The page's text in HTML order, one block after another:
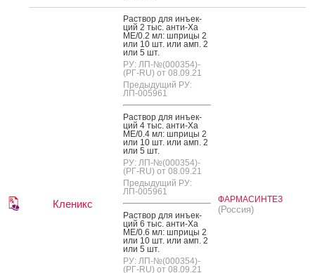
Кленикс
Рас­твор для инъ­ек­
ций 2 тыс. ан­ти-Ха
МЕ/0.2 мл: шпри­цы 2
или 10 шт. или амп. 2
или 5 шт.
РУ: ЛП-№(000354)-
(РГ-RU) от 08.09.21
Предыдущий РУ:
ЛП-005961
Рас­твор для инъ­ек­
ций 4 тыс. ан­ти-Ха
МЕ/0.4 мл: шпри­цы 2
или 10 шт. или амп. 2
или 5 шт.
РУ: ЛП-№(000354)-
(РГ-RU) от 08.09.21
Предыдущий РУ:
ЛП-005961
Рас­твор для инъ­ек­
ций 6 тыс. ан­ти-Ха
МЕ/0.6 мл: шпри­цы 2
или 10 шт. или амп. 2
или 5 шт.
РУ: ЛП-№(000354)-
(РГ-RU) от 08.09.21
ФАРМАСИНТЕЗ
(Россия)